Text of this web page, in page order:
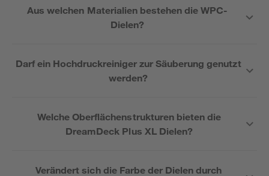
Aus welchen Materialien bestehen die WPC-
Dielen?
Darf ein Hochdruckreiniger zur Säuberung genutzt
werden?
Welche Oberflächenstrukturen bieten die
DreamDeck Plus XL Dielen?
Verändert sich die Farbe der Dielen durch